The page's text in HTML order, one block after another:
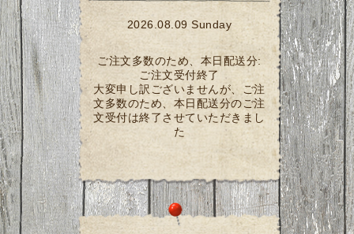
2026.08.09 Sunday
ご注文多数のため、本日配送分:
ご注文受付終了
大変申し訳ございませんが、ご注
文多数のため、本日配送分のご注
文受付は終了させていただきまし
た